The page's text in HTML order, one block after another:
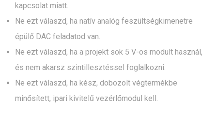
kapcsolat miatt.
Ne ezt válaszd, ha natív analóg feszültségkimenetre
épülő DAC feladatod van.
Ne ezt válaszd, ha a projekt sok 5 V-os modult használ,
és nem akarsz szintillesztéssel foglalkozni.
Ne ezt válaszd, ha kész, dobozolt végtermékbe
minősített, ipari kivitelű vezérlőmodul kell.